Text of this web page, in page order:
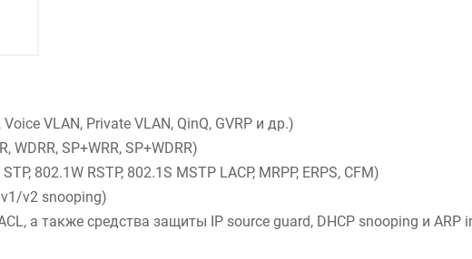
VLAN, Private VLAN, QinQ, GVRP и др.)
SP+WRR, SP+WDRR)
802.1W RSTP, 802.1S MSTP LACP, MRPP, ERPS, CFM)
v2 snooping)
а также средства защиты IP source guard, DHCP snooping и ARP